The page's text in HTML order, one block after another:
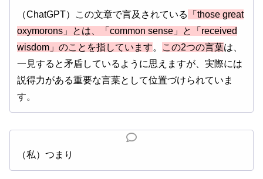
（ChatGPT）この文章で言及されている
「those great
oxymorons」とは、「common sense」と「received
wisdom」のことを指しています。 この2つの言葉は、
一見すると矛盾しているように思えますが、実際には
説得力がある重要な言葉として位置づけられていま
す。
（私）つまり